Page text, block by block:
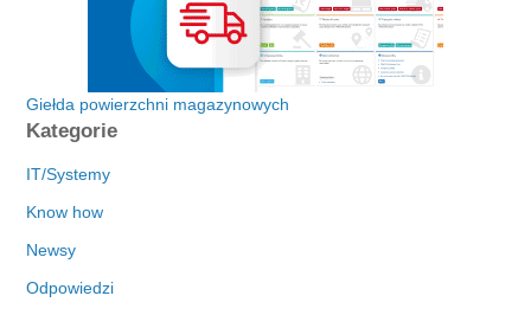
Giełda powierzchni magazynowych
Kategorie
IT/Systemy
Know how
Newsy
Odpowiedzi